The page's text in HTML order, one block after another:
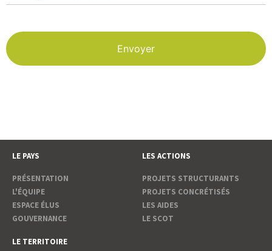
LE PAYS
PRÉSENTATION
L'ÉQUIPE
ESPACE ÉLUS
GOUVERNANCE
LES ACTIONS
PROJETS STRUCTURANTS
PROJETS CONCRÉTISÉS
LES AIDES
LE SCOT
LE TERRITOIRE